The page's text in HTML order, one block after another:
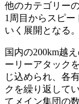
他のカテゴリー
1周目からスピ
いく展開となる。
国内の200km越
ーリーアタック
じ込められ、各
クを繰り返して
てメイン集団の